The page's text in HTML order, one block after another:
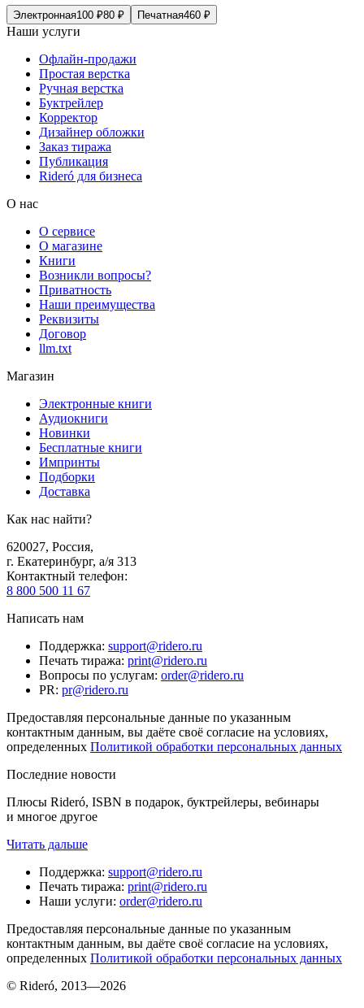
Электронная100 ₽80 ₽ Печатная460 ₽
Наши услуги
Офлайн-продажи
Простая верстка
Ручная верстка
Буктрейлер
Корректор
Дизайнер обложки
Заказ тиража
Публикация
Rideró для бизнеса
О нас
О сервисе
О магазине
Книги
Возникли вопросы?
Приватность
Наши преимущества
Реквизиты
Договор
llm.txt
Магазин
Электронные книги
Аудиокниги
Новинки
Бесплатные книги
Импринты
Подборки
Доставка
Как нас найти?
620027, Россия,
г. Екатеринбург, а/я 313
Контактный телефон:
8 800 500 11 67
Написать нам
Поддержка: support@ridero.ru
Печать тиража: print@ridero.ru
Вопросы по услугам: order@ridero.ru
PR: pr@ridero.ru
Предоставляя персональные данные по указанным
контактным данным, вы даёте своё согласие на условиях,
определенных Политикой обработки персональных данных
Последние новости
Плюсы Rideró, ISBN в подарок, буктрейлеры, вебинары
и многое другое
Читать дальше
Поддержка: support@ridero.ru
Печать тиража: print@ridero.ru
Наши услуги: order@ridero.ru
Предоставляя персональные данные по указанным
контактным данным, вы даёте своё согласие на условиях,
определенных Политикой обработки персональных данных
© Rideró, 2013—2026